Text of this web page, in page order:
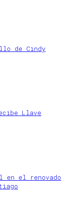
de Cindy
Llave
en el renovado